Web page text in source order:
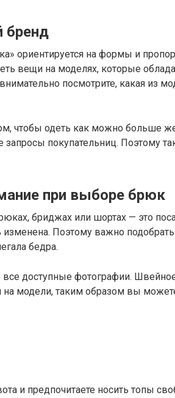
бренд
ориентируется на формы и
вещи на моделях, которые
посмотрите, какая из
чтобы одеть как можно больше
запросы покупательниц. Поэтому
при выборе брюк
бриджах или шортах — это
Поэтому важно
бедра.
все доступные фотографии.
модели, таким образом вы
и предпочитаете носить топы